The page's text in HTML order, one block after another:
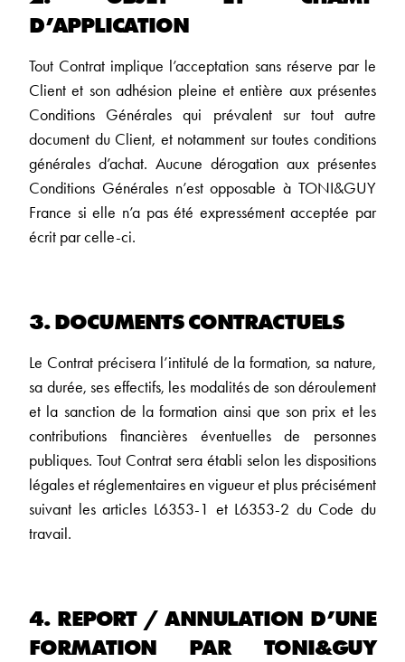
D’APPLICATION
Tout Contrat implique l’acceptation sans réserve par le
Client et son adhésion pleine et entière aux présentes
Conditions Générales qui prévalent sur tout autre
document du Client, et notamment sur toutes conditions
générales d’achat. Aucune dérogation aux présentes
Conditions Générales n’est opposable à TONI&GUY
France si elle n’a pas été expressément acceptée par
écrit par celle-ci.
3. DOCUMENTS CONTRACTUELS
Le Contrat précisera l’intitulé de la formation, sa nature,
sa durée, ses effectifs, les modalités de son déroulement
et la sanction de la formation ainsi que son prix et les
contributions financières éventuelles de personnes
publiques. Tout Contrat sera établi selon les dispositions
légales et réglementaires en vigueur et plus précisément
suivant les articles L6353-1 et L6353-2 du Code du
travail.
4. REPORT / ANNULATION D’UNE
FORMATION PAR TONI&GUY